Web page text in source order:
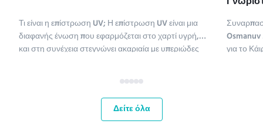
Τι είναι η επίστρωση UV; Η επίστρωση UV είναι μια
διαφανής ένωση που εφαρμόζεται στο χαρτί υγρή,
και στη συνέχεια στεγνώνει ακαριαία με υπεριώδες
επίστρωσης υπεριώδους ακτινοβολίας).
Χρησιμοποιούνται διάφοροι τύποι ενώσεων για την
επίστρωση χαρτιού. Οι χημ...
Tissue
για το
Δείτε όλα